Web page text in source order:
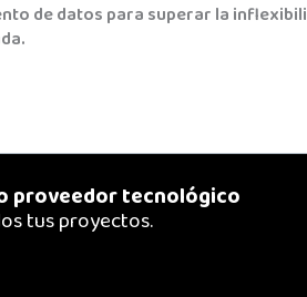
de datos para superar la
proveedor tecnológico
tus proyectos.